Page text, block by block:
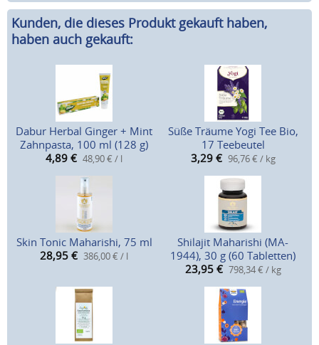
Kunden, die dieses Produkt gekauft haben,
haben auch gekauft:
Dabur Herbal Ginger + Mint
Zahnpasta, 100 ml (128 g)
4,89 € 48,90 € / l
Süße Träume Yogi Tee Bio,
17 Teebeutel
3,29 € 96,76 € / kg
Skin Tonic Maharishi, 75 ml
28,95 € 386,00 € / l
Shilajit Maharishi (MA-
1944), 30 g (60 Tabletten)
23,95 € 798,34 € / kg